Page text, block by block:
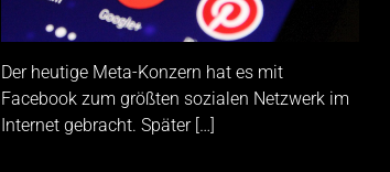
Der heutige Meta-Konzern hat es mit
Facebook zum größten sozialen Netzwerk im
Internet gebracht. Später […]